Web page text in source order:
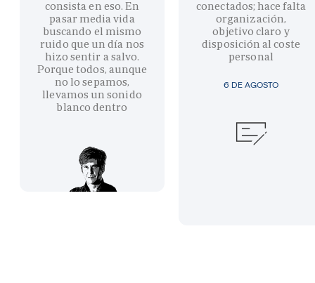
consista en eso. En
pasar media vida
buscando el mismo
ruido que un día nos
hizo sentir a salvo.
Porque todos, aunque
no lo sepamos,
llevamos un sonido
blanco dentro
6 DE AGOSTO
conectados; hace falta
organización,
objetivo claro y
disposición al coste
personal